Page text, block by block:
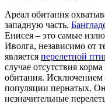
Ареал обитания
западную часть.
Енисея – это самые
Иволга, независимо от
является перелетной
случае отсутствия
обитания.
популяции пернатых.
незначительные